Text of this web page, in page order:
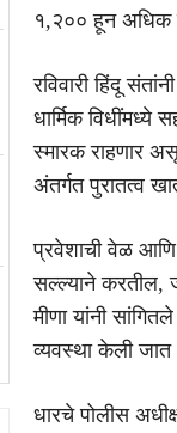
१,२०० हून अधिक
रविवारी हिंदू
धार्मिक विधींमध्ये
स्मारक राहणार
अंतर्गत पुरातत्व
प्रवेशाची वेळ आणि
सल्ल्याने करतील,
मीणा यांनी
व्यवस्था केली
धारचे पोलीस